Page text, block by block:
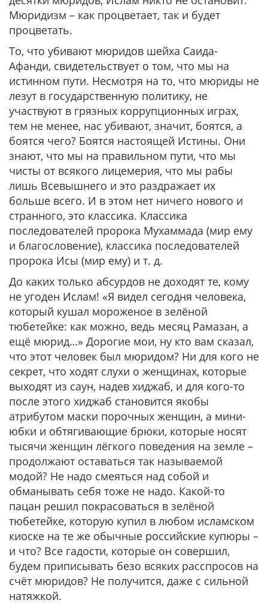
Мюридизм – как процветает, так и будет
процветать.
То, что убивают мюридов шейха Саида-
Афанди, свидетельствует о том, что мы на
истинном пути. Несмотря на то, что мюриды не
лезут в государственную политику, не
участвуют в грязных коррупционных играх,
тем не менее, нас убивают, значит, боятся, а
боятся чего? Боятся настоящей Истины. Они
знают, что мы на правильном пути, что мы
чисты от всякого лицемерия, что мы рабы
лишь Всевышнего и это раздражает их
больше всего. И в этом нет ничего нового и
странного, это классика. Классика
последователей пророка Мухаммада (мир ему
и благословение), классика последователей
пророка Исы (мир ему) и т. д.
До каких только абсурдов не доходят те, кому
не угоден Ислам! «Я видел сегодня человека,
который кушал мороженое в зелёной
тюбетейке: как можно, ведь месяц Рамазан, а
ещё мюрид…» Дорогие мои, ну кто вам сказал,
что этот человек был мюридом? Ни для кого не
секрет, что ходят слухи о женщинах, которые
выходят из саун, надев хиджаб, и для кого-то
после этого хиджаб становится якобы
атрибутом маски порочных женщин, а мини-
юбки и обтягивающие брюки, которые носят
тысячи женщин лёгкого поведения на земле –
продолжают оставаться так называемой
модой? Не надо смеяться над собой и
обманывать себя тоже не надо. Какой-то
пацан решил покрасоваться в зелёной
тюбетейке, которую купил в любом исламском
киоске на те же обычные российские купюры –
и что? Все гадости, которые он совершил,
будем приписывать безо всяких расспросов на
счёт мюридов? Не получится, даже с сильной
натяжкой.